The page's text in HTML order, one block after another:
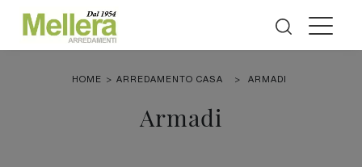
HOME > ARREDAMENTO CASA > ARMADI
Armadi